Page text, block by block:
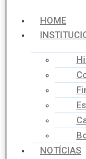
HOME
NOTÍCIAS